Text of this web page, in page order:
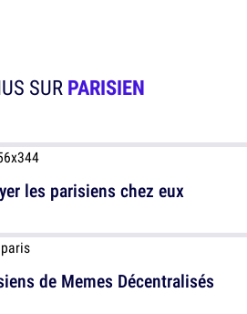
SURPARISIEN
les parisiens chez eux
de Memes Décentralisés